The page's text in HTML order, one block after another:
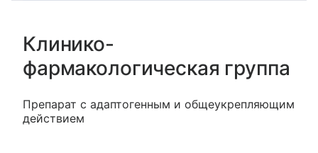
Клинико-
фармакологическая группа
Препарат с адаптогенным и общеукрепляющим
действием